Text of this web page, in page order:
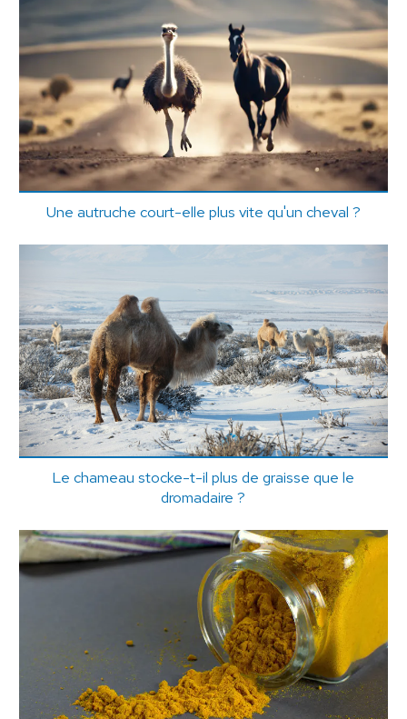
Une autruche court-elle plus vite qu'un cheval ?
Le chameau stocke-t-il plus de graisse que le
dromadaire ?